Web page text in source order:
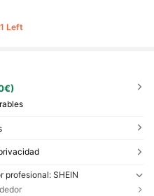
Left
profesional: SHEIN